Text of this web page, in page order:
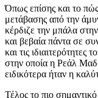
Όπως επίσης και το
μετάβασης από την
κέρδιζε την μπάλα
και βεβαία πάντα σε
και τις ιδιαιτερότητες
στην οποία η Ρεάλ
ειδικότερα ήταν η
Τέλος το πιο